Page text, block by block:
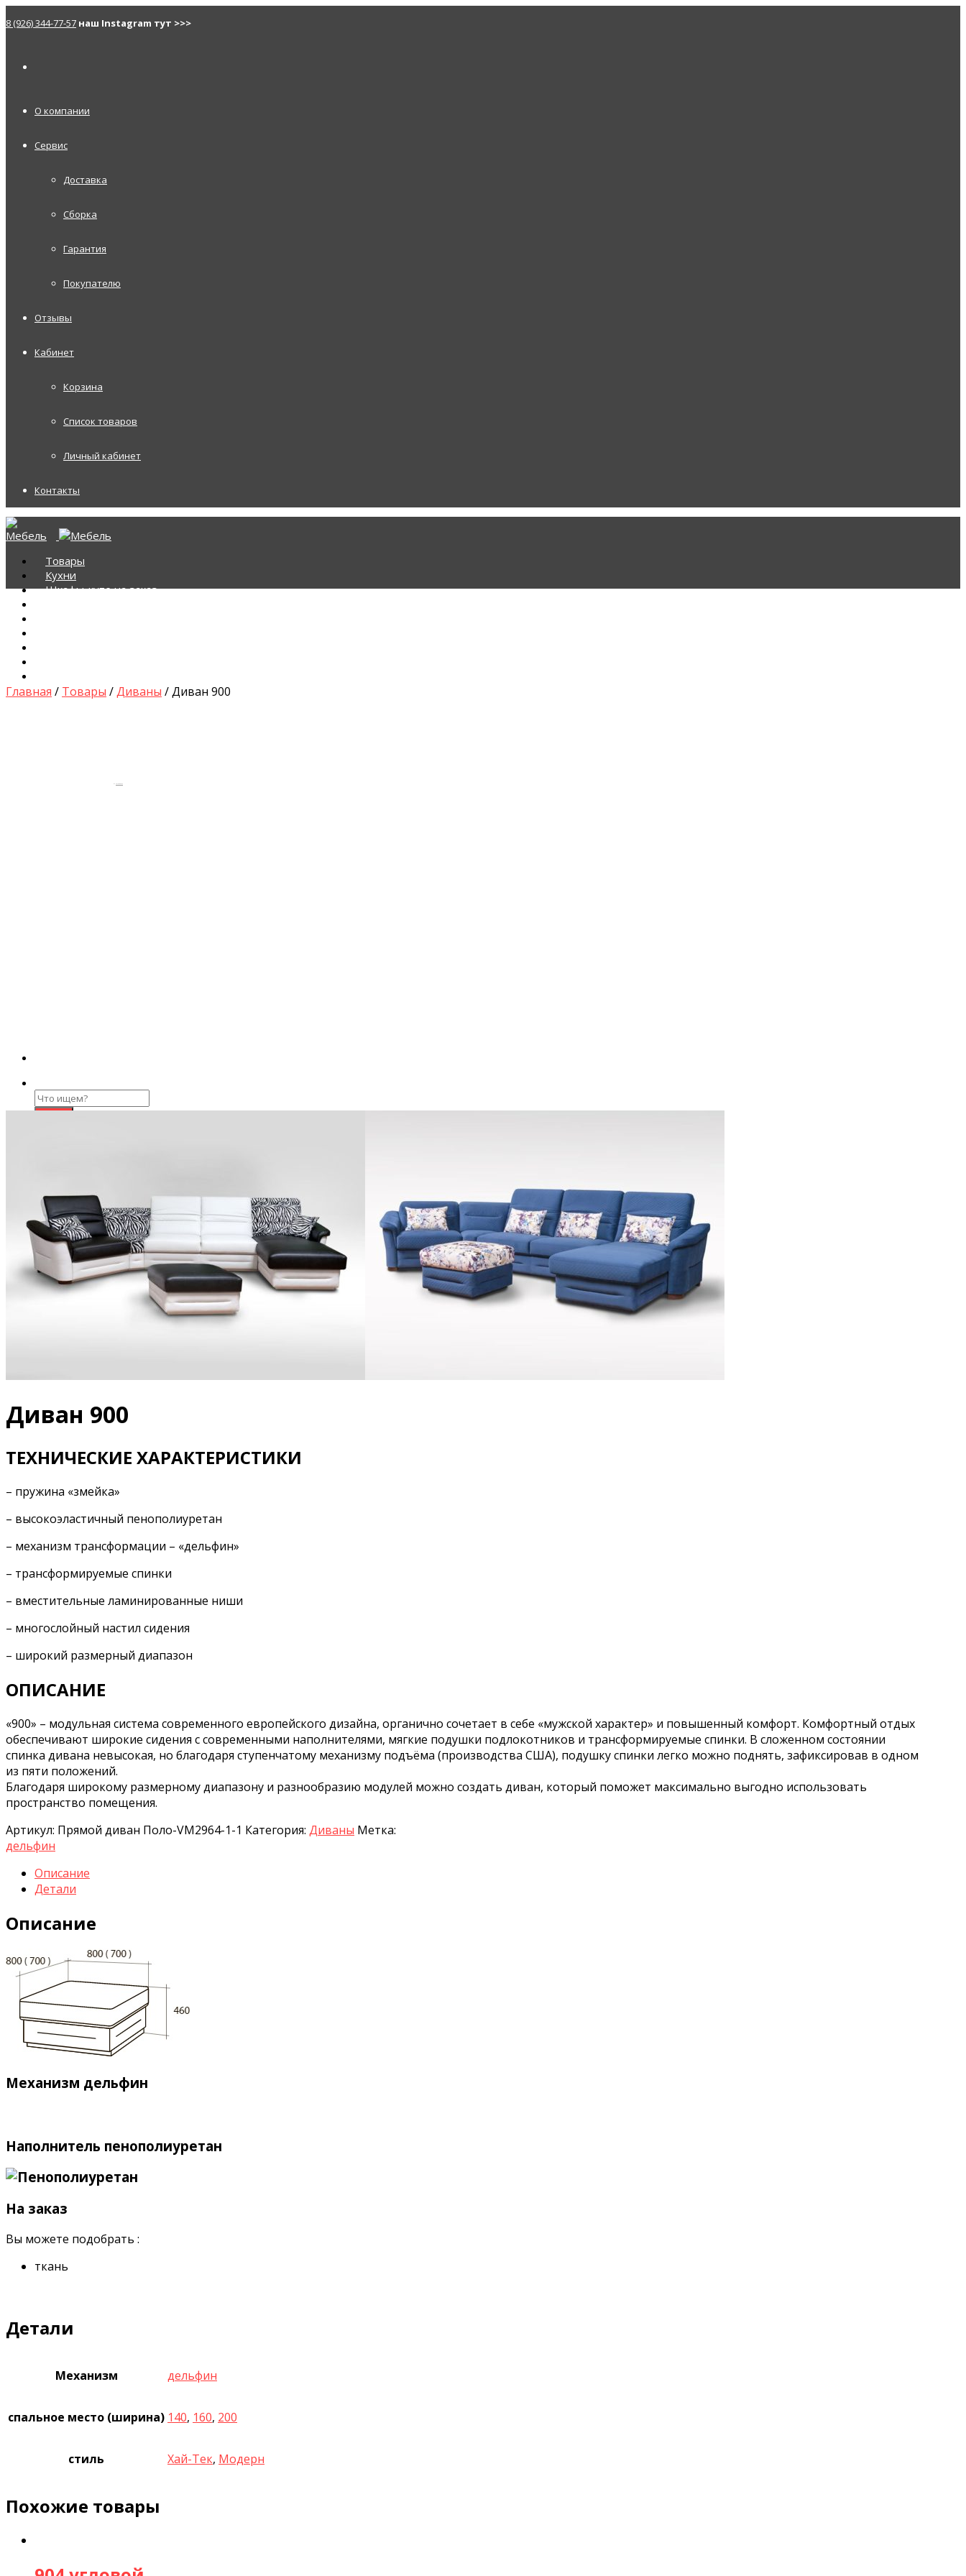
8 (926) 344-77-57 наш Instagram тут >>>
О компании
Сервис
Доставка
Сборка
Гарантия
Покупателю
Отзывы
Кабинет
Корзина
Список товаров
Личный кабинет
Контакты
Товары
Кухни
Шкафы-купе на заказ
Search
for:
No products in the cart.
Главная / Товары /Диваны / Диван 900
Диван 900
ТЕХНИЧЕСКИЕ ХАРАКТЕРИСТИКИ
– пружина «змейка»
– высокоэластичный пенополиуретан
– механизм трансформации – «дельфин»
– трансформируемые спинки
– вместительные ламинированные ниши
– многослойный настил сидения
– широкий размерный диапазон
ОПИСАНИЕ
«900» – модульная система современного европейского дизайна, органично сочетает в себе «мужской характер» и повышенный комфорт. Комфортный отдых
обеспечивают широкие сидения с современными наполнителями, мягкие подушки подлокотников и трансформируемые спинки. В сложенном состоянии
спинка дивана невысокая, но благодаря ступенчатому механизму подъёма (производства США), подушку спинки легко можно поднять, зафиксировав в одном
из пяти положений.
Благодаря широкому размерному диапазону и разнообразию модулей можно создать диван, который поможет максимально выгодно использовать
пространство помещения.
Артикул: Прямой диван Поло-VM2964-1-1 Категория: Диваны Метка:
дельфин
Описание
Детали
Описание
Механизм дельфин
Наполнитель пенополиуретан
На заказ
Вы можете подобрать :
ткань
Детали
Механизм дельфин
спальное место (ширина) 140, 160, 200
стиль Хай-Тек, Модерн
Похожие товары